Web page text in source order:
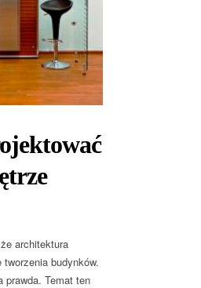
architektura
tworzenia budynków.
prawda. Temat ten